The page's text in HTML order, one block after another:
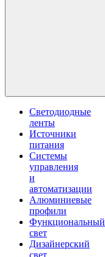
Светодиодные
ленты
Источники
питания
Системы
управления
и
автоматизации
Алюминиевые
профили
Функциональный
свет
Дизайнерский
свет